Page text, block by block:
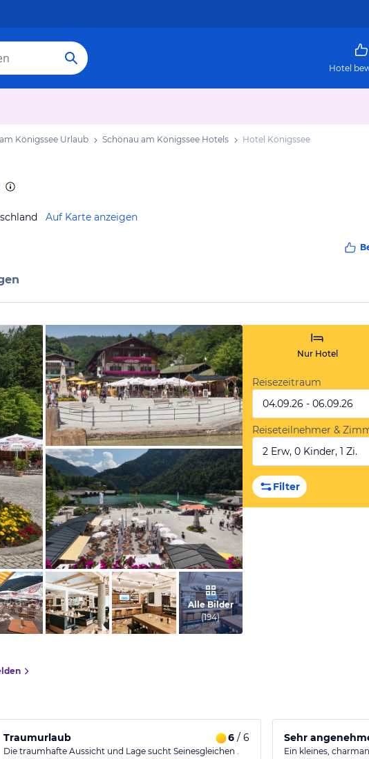
Hotel
Königssee Urlaub Schönau am Königssee Hotels Hotel Königssee
Auf Karte anzeigen
vom Hotelier, Januar 2019
vom Hotelier, Januar 2019
Alle Bilder
(194)
Nur Hotel
Reisezeitraum
04.09.26 - 06.09.26
Reiseteilnehmer &
2 Erw, 0 Kinder, 1 Zi.
Filter
Traumurlaub 6/ 6
Die traumhafte Aussicht und Lage sucht Seinesgleichen .
Sehr
Ein kleines,